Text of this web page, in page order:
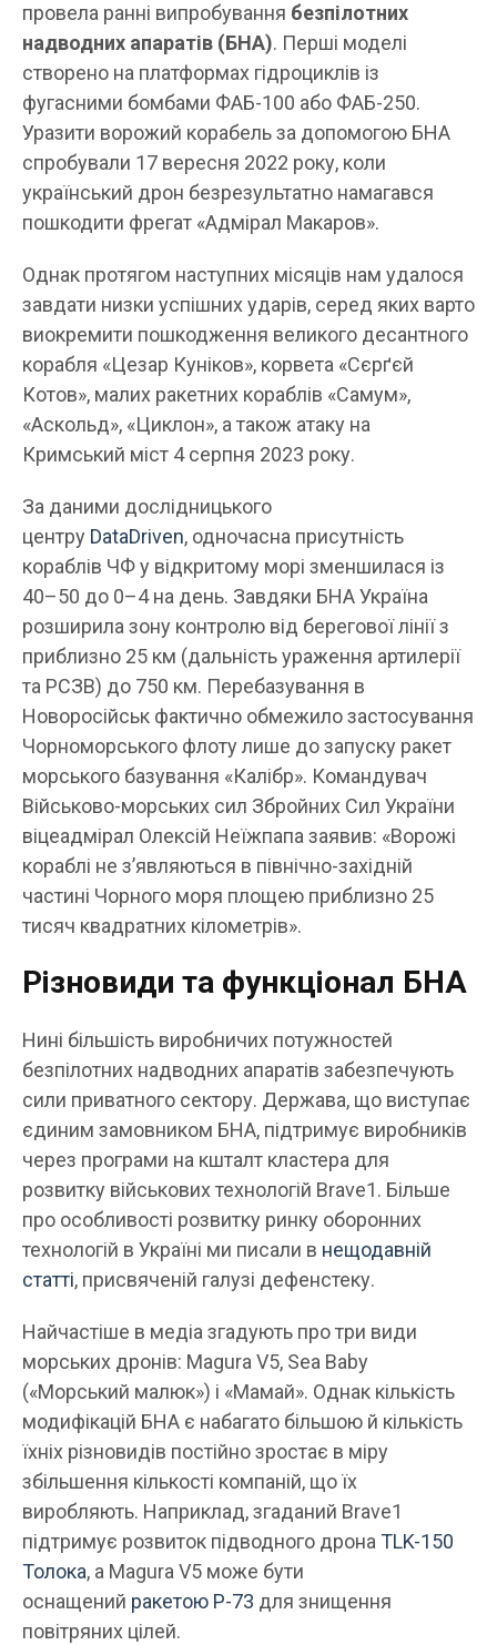
провела ранні випробування безпілотних
надводних апаратів (БНА). Перші моделі
створено на платформах гідроциклів із
фугасними бомбами ФАБ-100 або ФАБ-250.
Уразити ворожий корабель за допомогою БНА
спробували 17 вересня 2022 року, коли
український дрон безрезультатно намагався
пошкодити фрегат «Адмірал Макаров».
Однак протягом наступних місяців нам удалося
завдати низки успішних ударів, серед яких варто
виокремити пошкодження великого десантного
корабля «Цезар Куніков», корвета «Сєрґєй
Котов», малих ракетних кораблів «Самум»,
«Аскольд», «Циклон», а також атаку на
Кримський міст 4 серпня 2023 року.
За даними дослідницького
центру DataDriven, одночасна присутність
кораблів ЧФ у відкритому морі зменшилася із
40–50 до 0–4 на день. Завдяки БНА Україна
розширила зону контролю від берегової лінії з
приблизно 25 км (дальність ураження артилерії
та РСЗВ) до 750 км. Перебазування в
Новоросійськ фактично обмежило застосування
Чорноморського флоту лише до запуску ракет
морського базування «Калібр». Командувач
Військово-морських сил Збройних Сил України
віцеадмірал Олексій Неїжпапа заявив: «Ворожі
кораблі не з’являються в північно-західній
частині Чорного моря площею приблизно 25
тисяч квадратних кілометрів».
Різновиди та функціонал БНА
Нині більшість виробничих потужностей
безпілотних надводних апаратів забезпечують
сили приватного сектору. Держава, що виступає
єдиним замовником БНА, підтримує виробників
через програми на кшталт кластера для
розвитку військових технологій Brave1. Більше
про особливості розвитку ринку оборонних
технологій в Україні ми писали в нещодавній
статті, присвяченій галузі дефенстеку.
Найчастіше в медіа згадують про три види
морських дронів: Magura V5, Sea Baby
(«Морський малюк») і «Мамай». Однак кількість
модифікацій БНА є набагато більшою й кількість
їхніх різновидів постійно зростає в міру
збільшення кількості компаній, що їх
виробляють. Наприклад, згаданий Brave1
підтримує розвиток підводного дрона TLK-150
Толока, а Magura V5 може бути
оснащений ракетою Р-73 для знищення
повітряних цілей.